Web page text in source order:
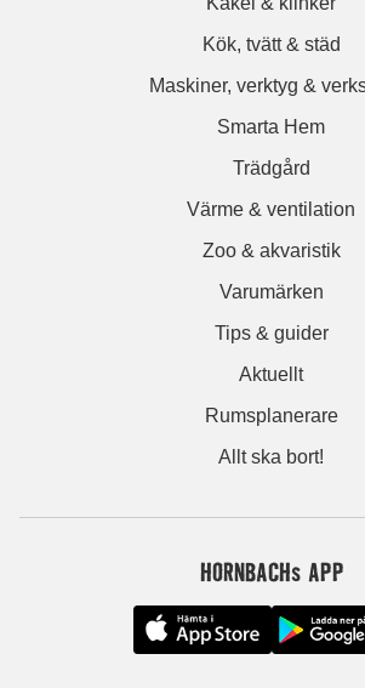
Kök, tvätt & städ
Maskiner, verktyg &
Smarta Hem
Trädgård
Värme & ventilation
Zoo & akvaristik
Varumärken
Tips & guider
Aktuellt
Rumsplanerare
Allt ska bort!
HORNBACHs APP